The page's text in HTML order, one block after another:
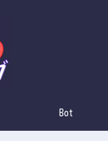
Bot